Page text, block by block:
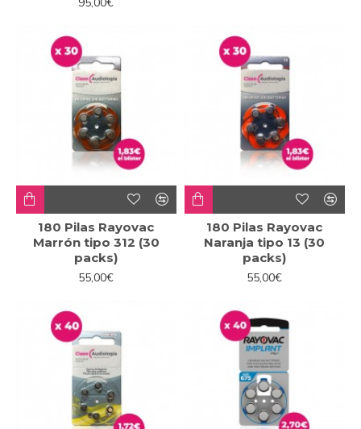
180 Pilas Rayovac
Marrón tipo 312 (30
packs)
55,00€
180 Pilas Rayovac
Naranja tipo 13 (30
packs)
55,00€